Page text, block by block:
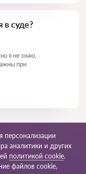
в суде?
я не знаю,
при
персонализации
аналитики и других
политикой cookie.
файлов cookie,